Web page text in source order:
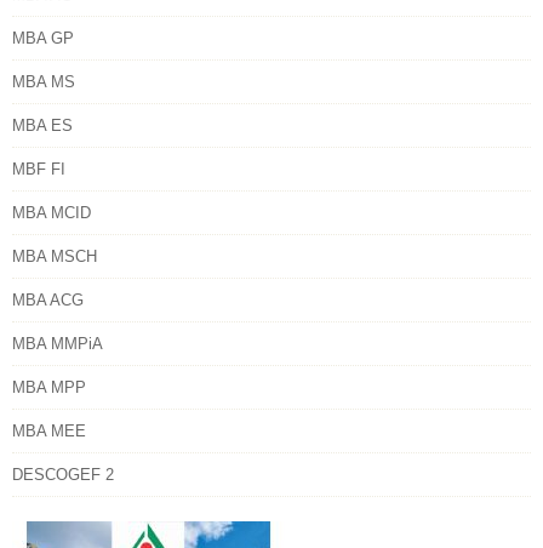
MBA GP
MBA MS
MBA ES
MBF FI
MBA MCID
MBA MSCH
MBA ACG
MBA MMPiA
MBA MPP
MBA MEE
DESCOGEF 2